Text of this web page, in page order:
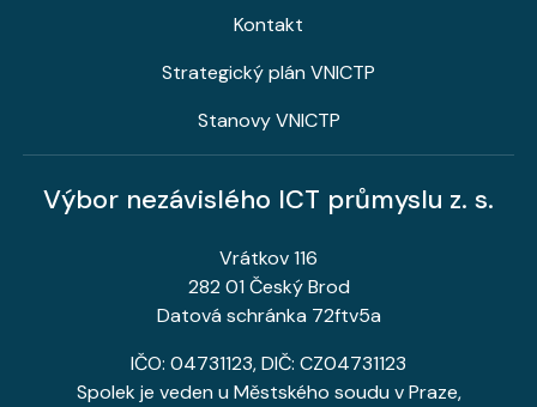
Kontakt
Strategický plán VNICTP
Stanovy VNICTP
Výbor nezávislého ICT průmyslu z. s.
Vrátkov 116
282 01 Český Brod
Datová schránka 72ftv5a
IČO: 04731123, DIČ: CZ04731123
Spolek je veden u Městského soudu v Praze,